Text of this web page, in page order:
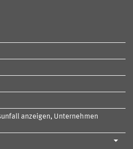
anzeigen, Unternehmen